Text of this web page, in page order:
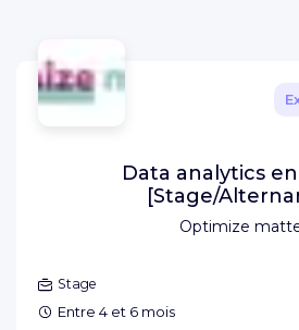
Optimize
Data analytics
[Stage/
Stage
Entre 4 et 6 mois